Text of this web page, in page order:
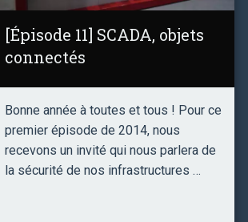
[Épisode 11] SCADA, objets
connectés
Bonne année à toutes et tous ! Pour ce
premier épisode de 2014, nous
recevons un invité qui nous parlera de
la sécurité de nos infrastructures …